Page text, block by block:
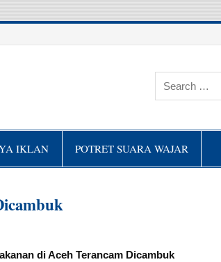
IKLAN POTRET SUARA WAJAR
di Aceh Terancam Dicambuk